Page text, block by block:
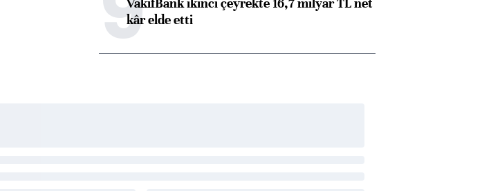
kâr elde etti